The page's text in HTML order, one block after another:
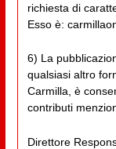
richiesta di
Esso è:
6) La
qualsiasi altro
Carmilla, è
contributi
Direttore